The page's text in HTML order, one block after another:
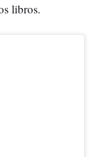
libros.